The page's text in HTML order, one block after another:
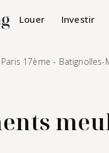
Louer Investir
Paris 17ème - Batignolles-